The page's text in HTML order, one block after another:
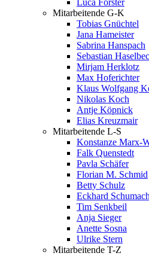
Luca Förster
Mitarbeitende G-K
Tobias Gnüchtel
Jana Hameister
Sabrina Hanspach
Sebastian
Mirjam Herklotz
Max Hoferichter
Klaus Wolfgang
Nikolas Koch
Antje Köpnick
Elias Kreuzmair
Mitarbeitende L-S
Konstanze Marx-
Falk Quenstedt
Pavla Schäfer
Florian M. Schmid
Betty Schulz
Eckhard
Tim Senkbeil
Anja Sieger
Anette Sosna
Ulrike Stern
Mitarbeitende T-Z